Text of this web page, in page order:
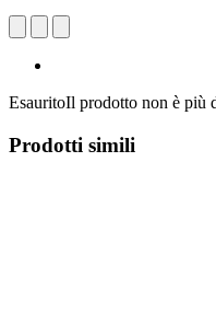
EsauritoIl prodotto non è più
Prodotti simili